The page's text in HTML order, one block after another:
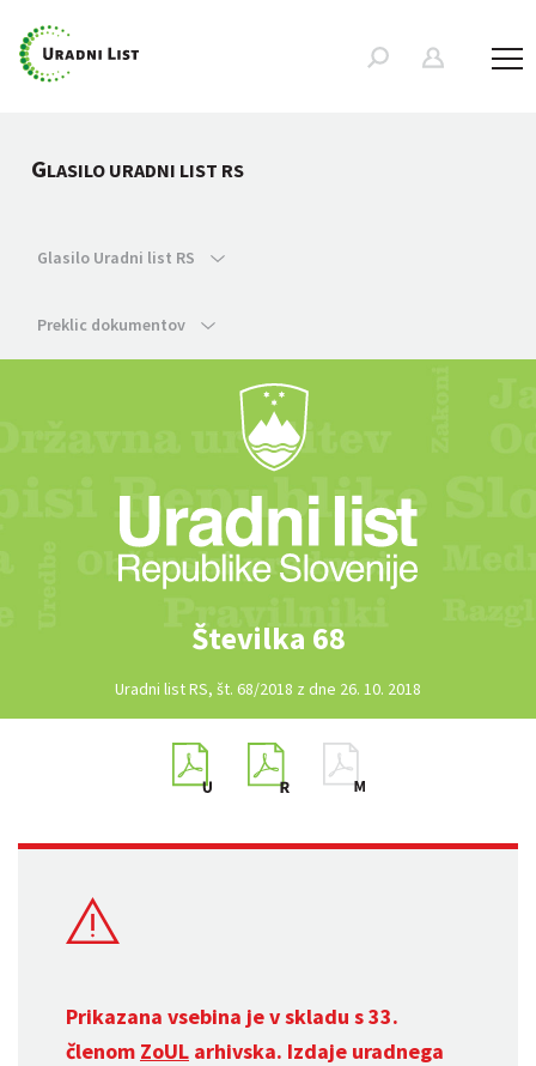
GLASILO URADNI LIST RS
Glasilo Uradni list RS
Preklic dokumentov
Številka 68
Uradni list RS, št. 68/2018 z dne 26. 10. 2018
Prikazana vsebina je v skladu s 33.
členom ZoUL arhivska. Izdaje uradnega